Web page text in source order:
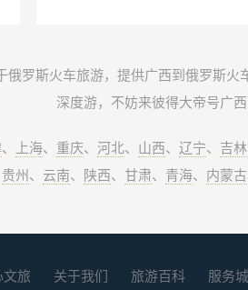
罗斯火车旅游，提供广西到俄罗斯
深度游，不妨来彼得大帝号广西
、 上海、 重庆、 河北、 山西、 辽宁、 吉林
贵州、 云南、 陕西、 甘肃、 青海、 内蒙古
文旅 关于我们 旅游百科 服务